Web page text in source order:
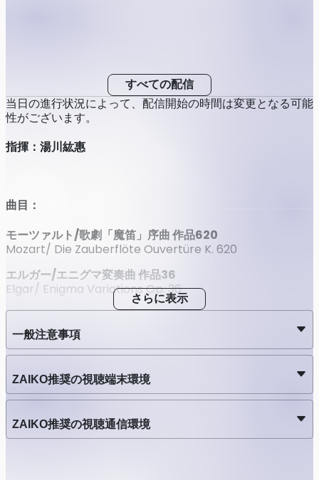
すべての配信
当日の進行状況によって、配信開始の時間は変更となる可能
性がございます。
指揮：湯川紘惠
曲目：
モーツァルト/歌劇「魔笛」序曲 作品620
Mozart/ Die Zauberflöte Ouvertüre K. 620
エルガー/エニグマ変奏曲 作品36
Elgar/ Enigma Variations Op. 36
ドヴォルザーク/交響曲第6番 ニ長調 作品60
Dvořák/ Symphony No. 6 in D Major Op. 60
さらに表示
一般注意事項
ZAIKO推奨の視聴端末環境
ZAIKO推奨の視聴通信環境